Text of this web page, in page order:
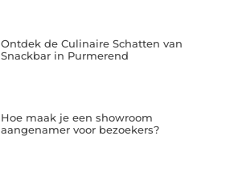
Ontdek de Culinaire Schatten van
Snackbar in Purmerend
Hoe maak je een showroom
aangenamer voor bezoekers?